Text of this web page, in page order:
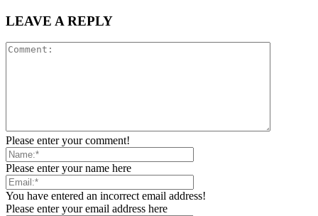
LEAVE A REPLY
Please enter your comment!
Please enter your name here
You have entered an incorrect email address!
Please enter your email address here